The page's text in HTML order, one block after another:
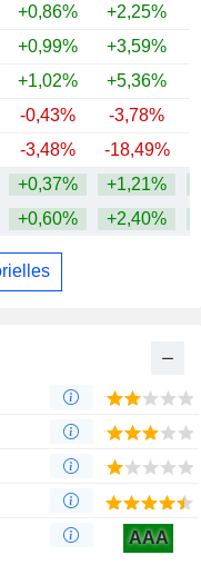
+0,86% +2,25%
+0,99% +3,59%
+1,02% +5,36%
-0,43% -3,78%
-3,48%
-18,49%
+0,37% +1,21%
+0,60% +2,40%
AAA